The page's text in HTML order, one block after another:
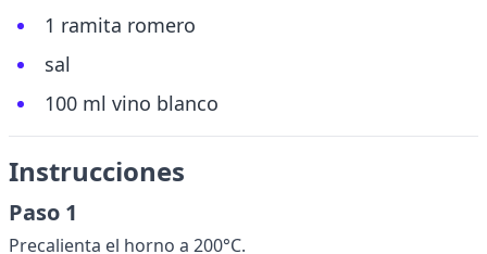
1 ramita romero
sal
100 ml vino blanco
Instrucciones
Paso 1
Precalienta el horno a 200°C.